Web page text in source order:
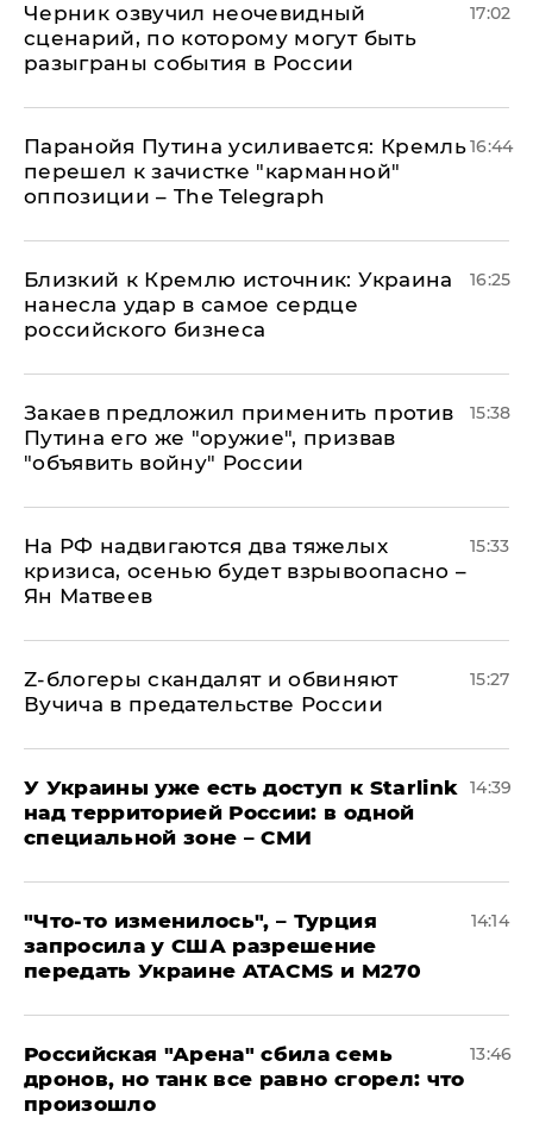
Черник озвучил неочевидный
сценарий, по которому могут быть
разыграны события в России
17:02
Паранойя Путина усиливается: Кремль
перешел к зачистке "карманной"
оппозиции – The Telegraph
16:44
Близкий к Кремлю источник: Украина
нанесла удар в самое сердце
российского бизнеса
16:25
Закаев предложил применить против
Путина его же "оружие", призвав
"объявить войну" России
15:38
На РФ надвигаются два тяжелых
кризиса, осенью будет взрывоопасно –
Ян Матвеев
15:33
Z-блогеры скандалят и обвиняют
Вучича в предательстве России
15:27
У Украины уже есть доступ к Starlink
над территорией России: в одной
специальной зоне – СМИ
14:39
​"Что-то изменилось", – Турция
запросила у США разрешение
передать Украине ATACMS и M270
14:14
​Российская "Арена" сбила семь
дронов, но танк все равно сгорел: что
произошло
13:46